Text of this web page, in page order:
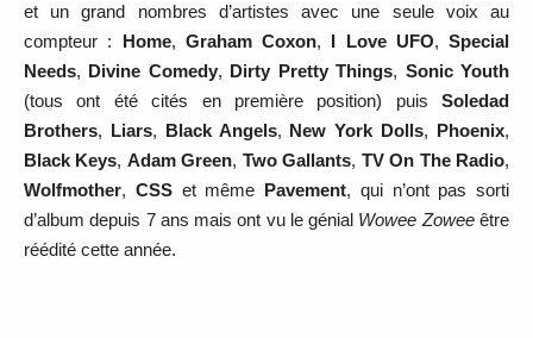
et un grand nombres d’artistes avec une seule voix au
compteur : Home, Graham Coxon, I Love UFO, Special
Needs, Divine Comedy, Dirty Pretty Things, Sonic Youth
(tous ont été cités en première position) puis Soledad
Brothers, Liars, Black Angels, New York Dolls, Phoenix,
Black Keys, Adam Green, Two Gallants, TV On The Radio,
Wolfmother, CSSet même Pavement, qui n’ont pas sorti
d’album depuis 7 ans mais ont vu le génial Wowee Zoweeêtre
réédité cette année.